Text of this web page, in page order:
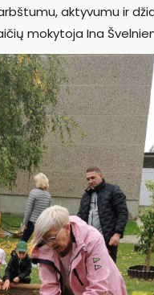
aktyvumu ir
mokytoja Ina